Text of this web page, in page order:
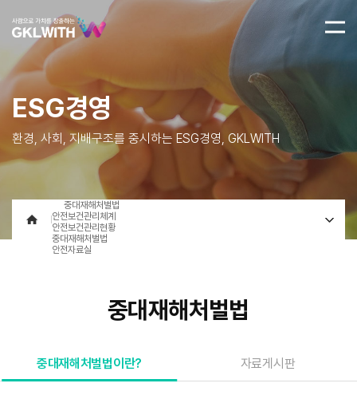
ESG경영
환경, 사회, 지배구조를 중시하는 ESG경영, GKLWITH
중대재해처벌법
안전보건관리체계
안전보건관리현황
중대재해처벌법
안전자료실
중대재해처벌법
중대재해처벌법이란? 자료게시판